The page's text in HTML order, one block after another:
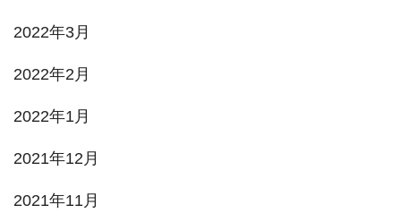
2022年3月
2022年2月
2022年1月
2021年12月
2021年11月